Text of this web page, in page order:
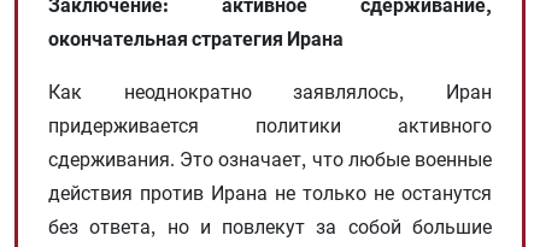
Заключение: активное сдерживание,
окончательная стратегия Ирана
Как неоднократно заявлялось, Иран
придерживается политики активного
сдерживания. Это означает, что любые военные
действия против Ирана не только не останутся
без ответа, но и повлекут за собой большие